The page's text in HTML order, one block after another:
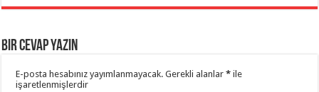
Bir cevap yazın
E-posta hesabınız yayımlanmayacak. Gerekli alanlar* ile
işaretlenmişlerdir